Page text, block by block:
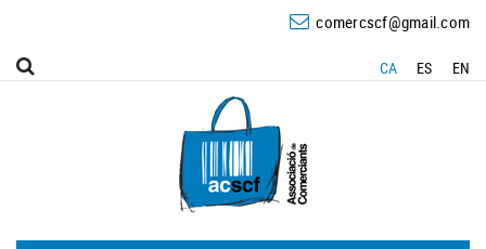
comercscf@gmail.com
CA ES EN